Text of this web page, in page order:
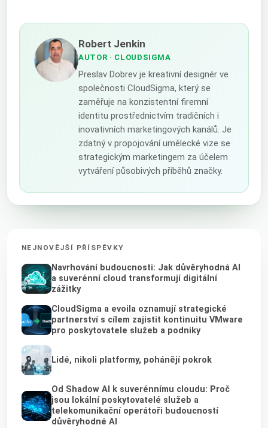
Robert Jenkin
AUTOR · CLOUDSIGMA
Preslav Dobrev je kreativní designér ve
společnosti CloudSigma, který se
zaměřuje na konzistentní firemní
identitu prostřednictvím tradičních i
inovativních marketingových kanálů. Je
zdatný v propojování umělecké vize se
strategickým marketingem za účelem
vytváření působivých příběhů značky.
NEJNOVĚJŠÍ PŘÍSPĚVKY
Navrhování budoucnosti: Jak důvěryhodná AI
a suverénní cloud transformují digitální
zážitky
CloudSigma a evoila oznamují strategické
partnerství s cílem zajistit kontinuitu VMware
pro poskytovatele služeb a podniky
Lidé, nikoli platformy, pohánějí pokrok
Od Shadow AI k suverénnímu cloudu: Proč
jsou lokální poskytovatelé služeb a
telekomunikační operátoři budoucností
důvěryhodné AI